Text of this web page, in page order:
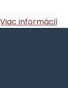
Viac informácií